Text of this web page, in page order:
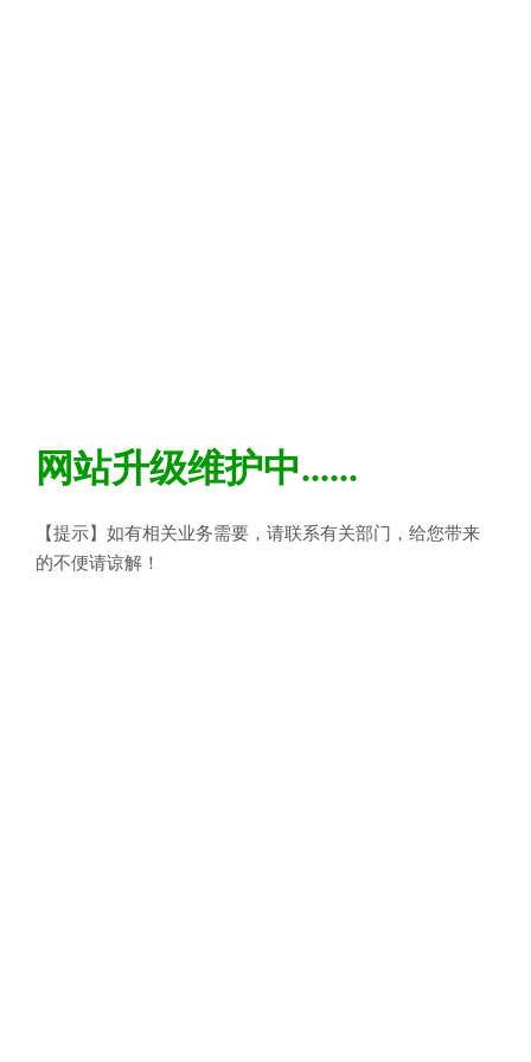
网站升级维护中......
【提示】如有相关业务需要，请联系有关部门，给您带来
的不便请谅解！